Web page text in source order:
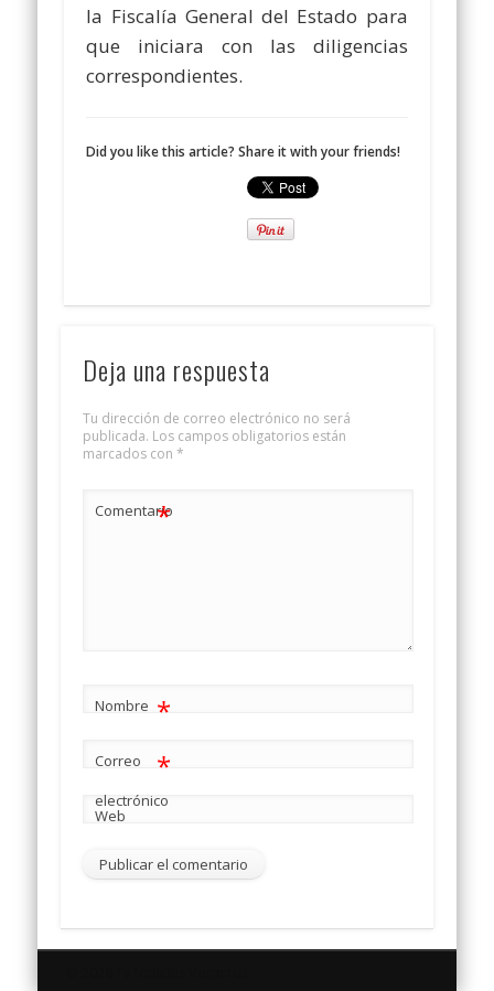
la Fiscalía General del Estado para
que iniciara con las diligencias
correspondientes.
Did you like this article? Share it with your friends!
Deja una respuesta
Tu dirección de correo electrónico no será
publicada. Los campos obligatorios están
marcados con *
Comentario
*
Nombre *
Correo
electrónico
*
Web